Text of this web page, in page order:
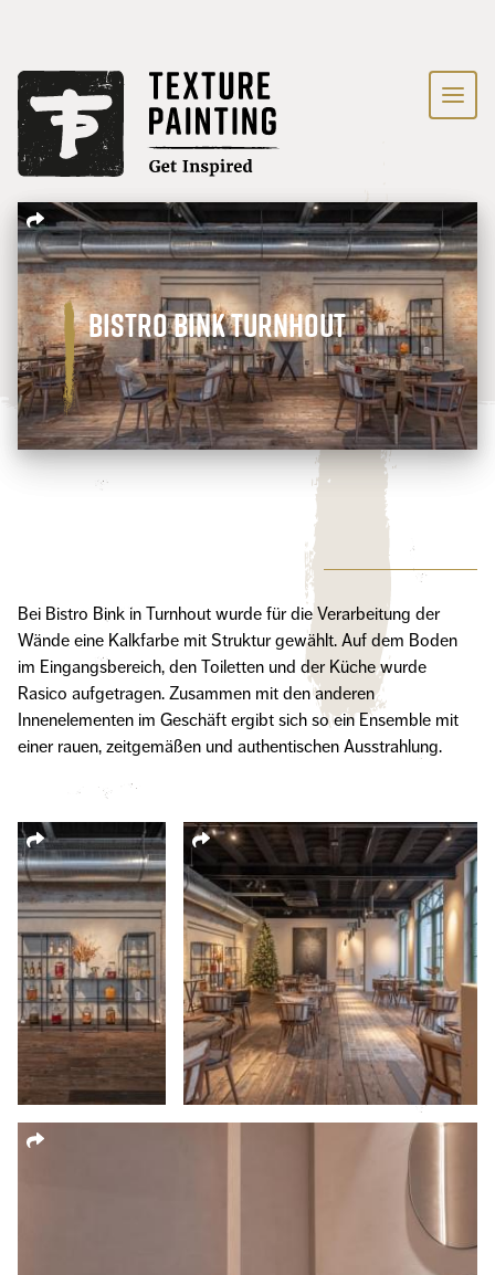
Bistro Bink Turnhout
Bei Bistro Bink in Turnhout wurde für die Verarbeitung der
Wände eine Kalkfarbe mit Struktur gewählt. Auf dem Boden
im Eingangsbereich, den Toiletten und der Küche wurde
Rasico aufgetragen. Zusammen mit den anderen
Innenelementen im Geschäft ergibt sich so ein Ensemble mit
einer rauen, zeitgemäßen und authentischen Ausstrahlung.